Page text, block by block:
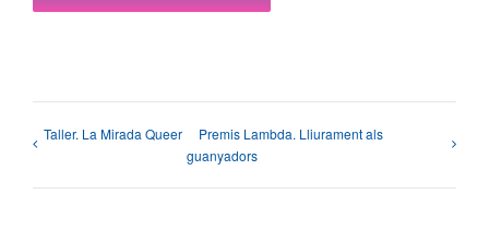
Taller. La Mirada Queer
Premis Lambda. Lliurament als
guanyadors